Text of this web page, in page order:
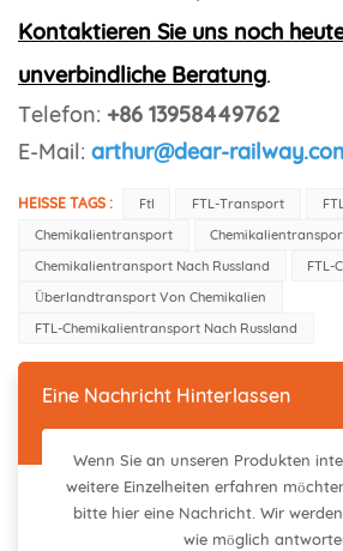
Kontaktieren Sie uns noch
unverbindliche Beratung.
Telefon: +86 13958449762
E-Mail: arthur@dear-
HEISSE TAGS : Ftl FTL-Transport
Chemikalientransport
Chemikalientransport Nach Russland
FTL-
Überlandtransport Von Chemikalien
FTL-Chemikalientransport Nach Russland
Eine Nachricht Hinterlassen
Wenn Sie an unseren Produkten
weitere Einzelheiten erfahren
bitte hier eine Nachricht. Wir
wie möglich